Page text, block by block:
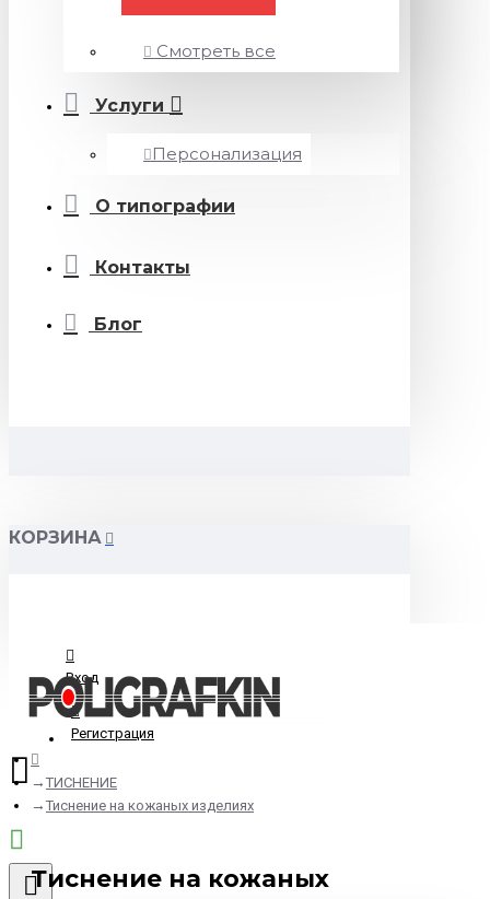
Смотреть все
Услуги
Персонализация
О типографии
Контакты
Блог
КОРЗИНА
Вход
Регистрация
ТИСНЕНИЕ
Тиснение на кожаных изделиях
Тиснение на кожаных